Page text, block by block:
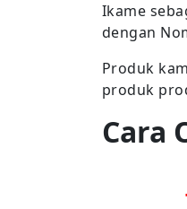
Ikame
dengan
Produk
produk
Cara